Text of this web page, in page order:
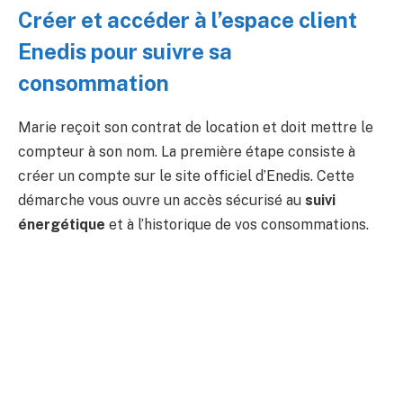
Créer et accéder à l’espace client
Enedis pour suivre sa
consommation
Marie reçoit son contrat de location et doit mettre le
compteur à son nom. La première étape consiste à
créer un compte sur le site officiel d’Enedis. Cette
démarche vous ouvre un accès sécurisé au suivi
énergétique et à l’historique de vos consommations.